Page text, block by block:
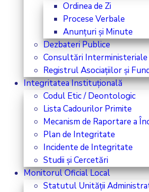
Ordinea de Zi
Procese Verbale
Anunțuri și Minute
Dezbateri Publice
Consultări Interministeriale
Registrul Asociațiilor și
Integritatea Instituțională
Codul Etic / Deontologic
Lista Cadourilor Primite
Mecanism de Raportare a
Plan de Integritate
Incidente de Integritate
Studii și Cercetări
Monitorul Oficial Local
Statutul Unității